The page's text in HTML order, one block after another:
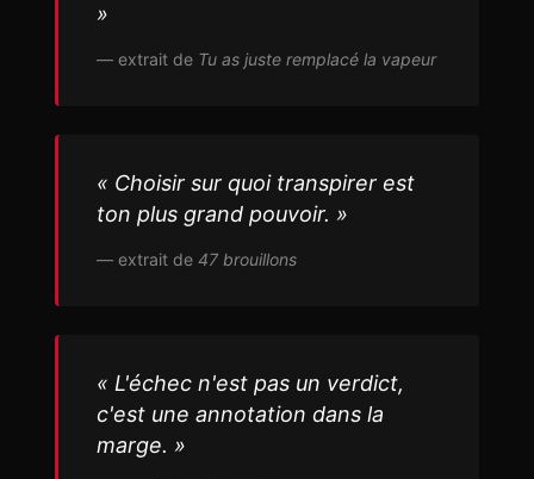
»
— extrait de Tu as juste remplacé la vapeur
« Choisir sur quoi transpirer est
ton plus grand pouvoir. »
— extrait de 47 brouillons
« L'échec n'est pas un verdict,
c'est une annotation dans la
marge. »